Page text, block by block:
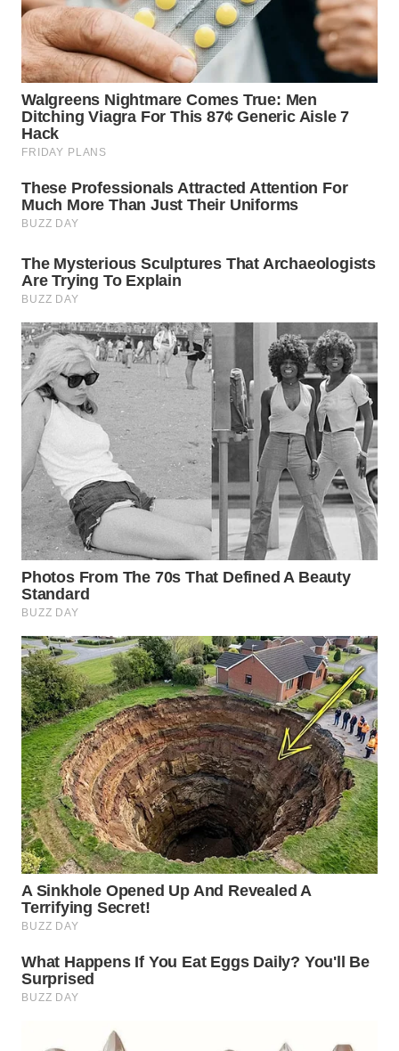
SIMALUNGUN
WN
LABUHANBATU
WN
TAPANULI
WN DELI
SERDANG
WN
TEBING
WN
PAKPAK
KARAWANG
WN
BEKASI
WN
BOGOR
DEPOK
WN
TAPANULI
UTARA
WN
SAMOSIR
WN
PADANG
LAWAS
WN
WN